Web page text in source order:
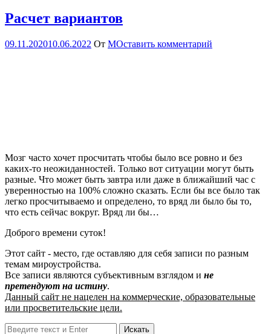
Расчет вариантов
09.11.202010.06.2022 От МОставить комментарий
Мозг часто хочет просчитать чтобы было все ровно и без
каких-то неожиданностей. Только вот ситуации могут быть
разные. Что может быть завтра или даже в ближайший час с
уверенностью на 100% сложно сказать. Если бы все было так
легко просчитываемо и определено, то вряд ли было бы то,
что есть сейчас вокруг. Вряд ли бы…
Доброго времени суток!
Этот сайт - место, где оставляю для себя записи по разным
темам мироустройства.
Все записи являются субъективным взглядом и не
претендуют на истину.
Данный сайт не нацелен на коммерческие, образовательные
или просветительские цели.
Поиск: